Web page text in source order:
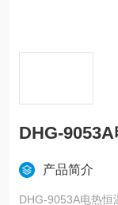
DHG-
产品简介
DHG-9053A电热恒